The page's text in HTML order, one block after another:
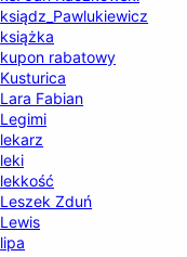
ksiądz_Pawlukiewicz
książka
kupon rabatowy
Kusturica
Lara Fabian
Legimi
lekarz
leki
lekkość
Leszek Zduń
Lewis
lipa